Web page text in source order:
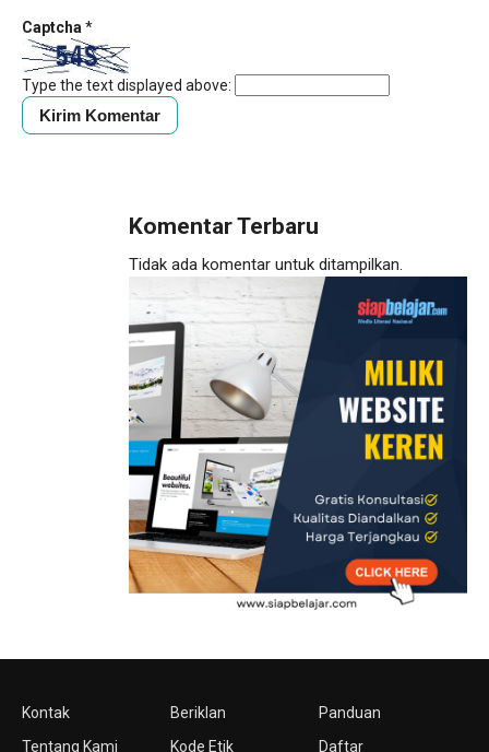
Captcha *
Type the text displayed above:
Komentar Terbaru
Tidak ada komentar untuk ditampilkan.
Kontak
Tentang Kami
Beriklan
Kode Etik
Panduan
Daftar